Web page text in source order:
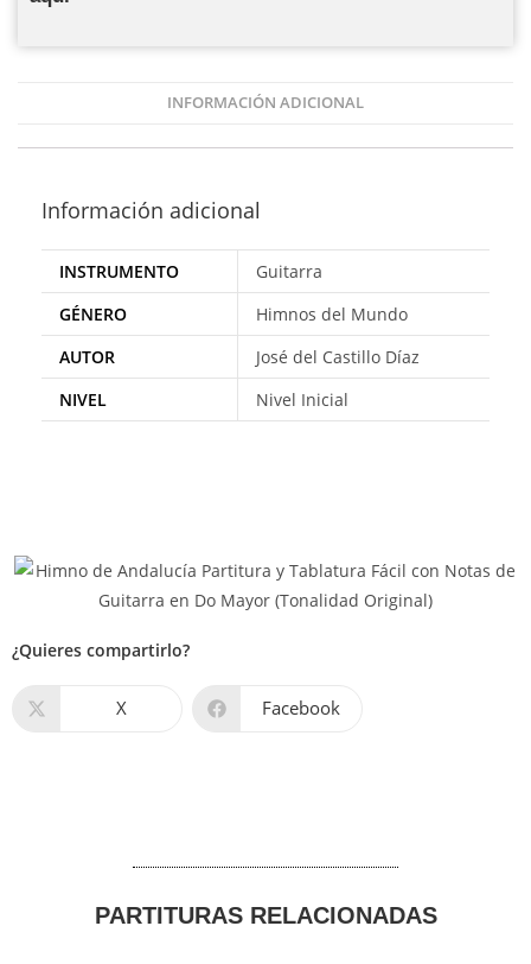
¿Quieres compartirlo?
X Facebook
INFORMACIÓN ADICIONAL
Información adicional
INSTRUMENTO
Guitarra
GÉNERO
Himnos del Mundo
AUTOR
José del Castillo Díaz
NIVEL
Nivel Inicial
PARTITURAS RELACIONADAS